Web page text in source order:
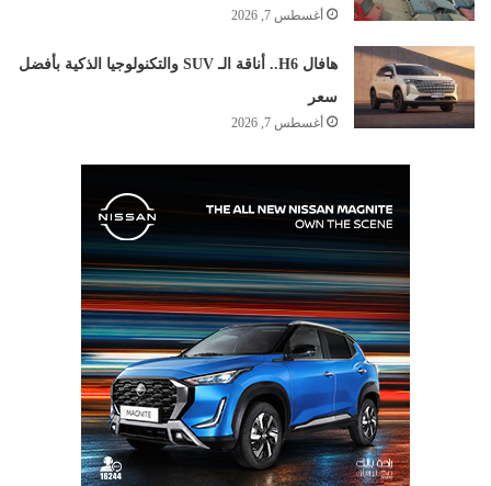
أغسطس 7, 2026
هافال H6.. أناقة الـ SUV والتكنولوجيا الذكية بأفضل
سعر
أغسطس 7, 2026